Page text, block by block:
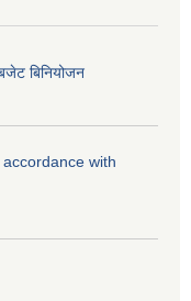
बिनियोजन
with